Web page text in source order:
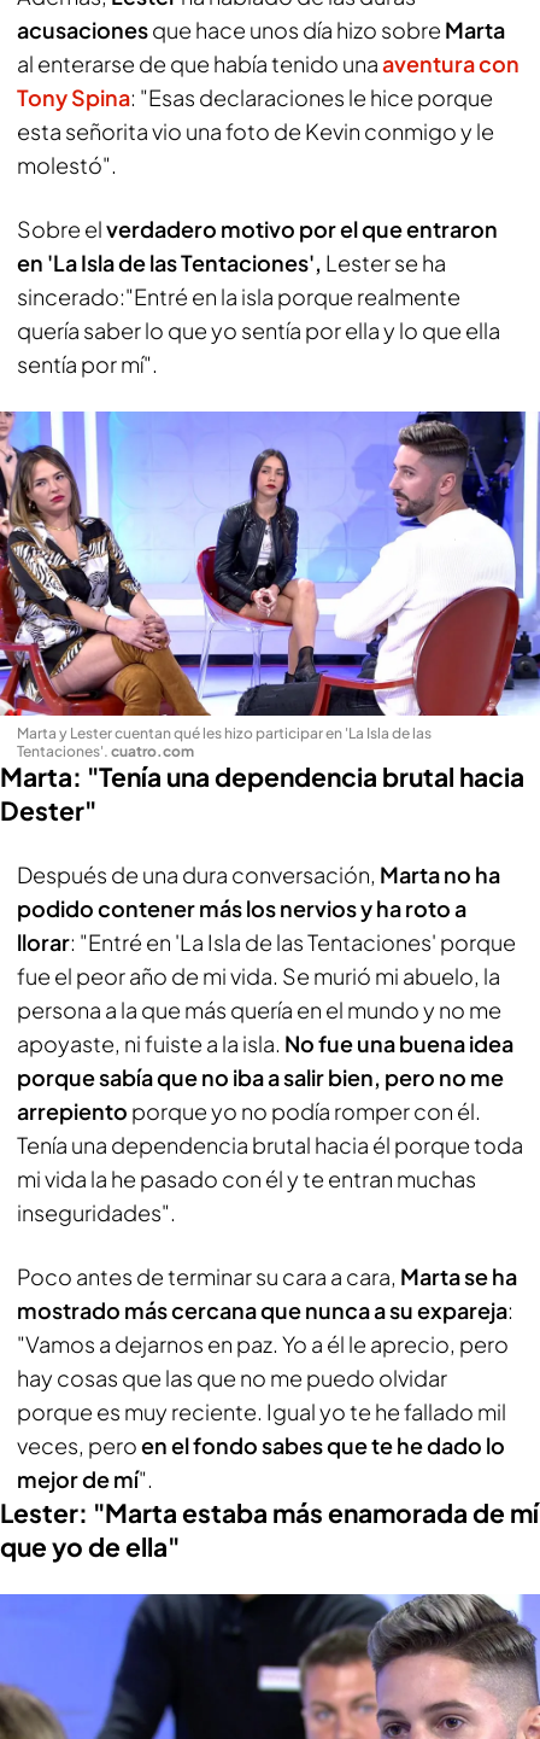
acusacionesque hace unos día hizo sobre Marta
al enterarse de que había tenido unaaventura con
Tony Spina: "Esas declaraciones le hice porque
esta señorita vio una foto de Kevin conmigo y le
molestó".
Sobre elverdadero motivo por el que entraron
en 'La Isla de las Tentaciones', Lester se ha
sincerado:"Entré en la isla porque realmente
quería saber lo que yo sentía por ella y lo que ella
sentía por mí".
Marta y Lester cuentan qué les hizo participar en 'La Isla de las
Tentaciones'. cuatro.com
Marta: "Tenía una dependencia brutal hacia
Dester"
Después de una dura conversación, Marta no ha
podido contener más los nervios y ha roto a
llorar: "Entré en 'La Isla de las Tentaciones' porque
fue el peor año de mi vida. Se murió mi abuelo, la
persona a la que más quería en el mundo y no me
apoyaste, ni fuiste a la isla. No fue una buena idea
porque sabía que no iba a salir bien, pero no me
arrepiento porque yo no podía romper con él.
Tenía una dependencia brutal hacia él porque toda
mi vida la he pasado con él y te entran muchas
inseguridades".
Poco antes de terminar su cara a cara, Martase ha
mostrado más cercana que nunca a su expareja:
"Vamos a dejarnos en paz. Yo a él le aprecio, pero
hay cosas que las que no me puedo olvidar
porque es muy reciente. Igual yo te he fallado mil
veces, peroen el fondo sabes que te he dado lo
mejor de mí".
Lester: "Marta estaba más enamorada de mí
que yo de ella"